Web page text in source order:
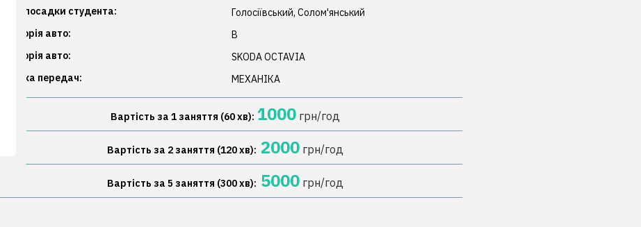
Місце посадки студента:
Голосіївський, Солом'янський
Категорія авто:
B
Категорія авто:
SKODAOCTAVIA
Коробка передач:
МЕХАНІКА
Вартість за 1 заняття (60 хв): 1000 грн/год
Вартість за 2 заняття (120 хв): 2000 грн/год
Вартість за 5 заняття (300 хв): 5000 грн/год